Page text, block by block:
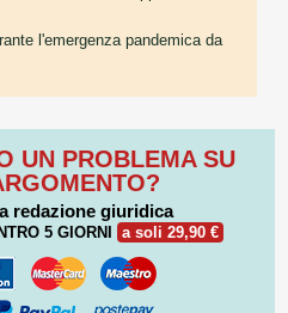
l'emergenza pandemica da
UN PROBLEMA SU
redazione giuridica
5 GIORNI a soli 29,90 €